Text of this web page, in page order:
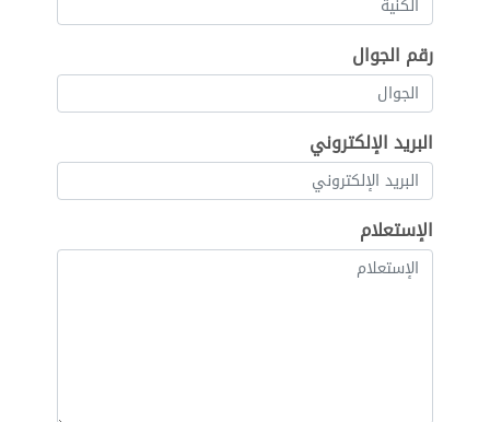
رقم الجوال
البريد الإلكتروني
الإستعلام